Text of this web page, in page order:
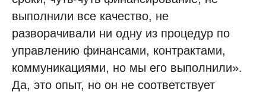
выполнили все качество, не
разворачивали ни одну из процедур по
управлению финансами, контрактами,
коммуникациями, но мы его выполнили».
Да, это опыт, но он не соответствует